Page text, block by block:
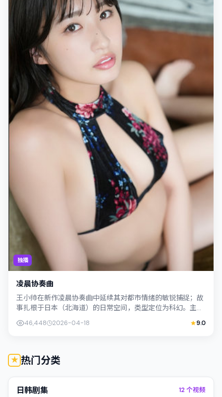
独播
凌晨协奏曲
王小帅在新作凌晨协奏曲中延续其对都市情绪的敏锐捕捉；故
事扎根于日本（北海道）的日常空间，类型定位为科幻。主演
46,448 2026-04-18 9.0
热门分类
日韩剧集 12 个视频